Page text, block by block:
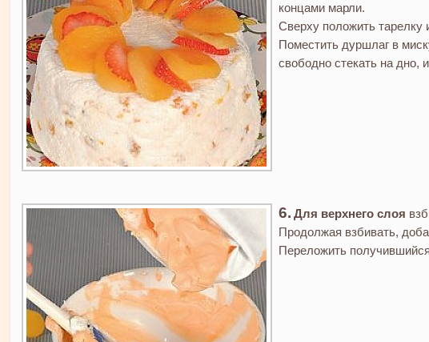
концами марли.
Сверху положить тарелку
Поместить дуршлаг в
свободно стекать на дно,
Для верхнего слоя
Продолжая взбивать,
Переложить